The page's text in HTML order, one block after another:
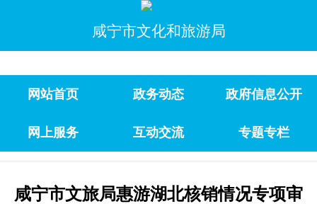
咸宁市文化和旅游局
网站首页 政务动态 政府信息公开
网上服务 互动交流 专题专栏
咸宁市文旅局惠游湖北核销情况专项审